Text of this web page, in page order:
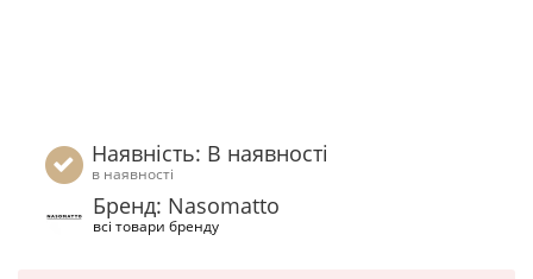
Наявність: В наявності
в наявності
Бренд: Nasomatto
всі товари бренду